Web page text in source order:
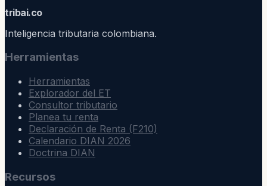
tribai.co
Inteligencia tributaria colombiana.
Herramientas
Herramientas
Explorador del ET
Consultor tributario
Planea tu renta
Declaración de Renta (F210)
Calendario DIAN 2026
Doctrina DIAN
Recursos